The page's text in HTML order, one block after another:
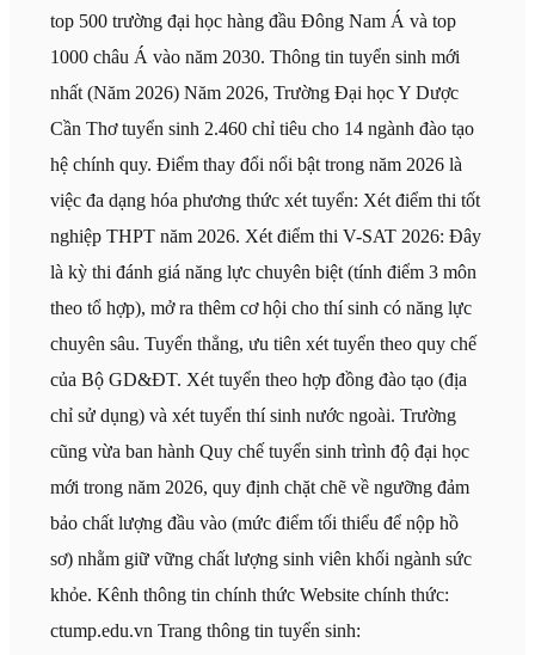
top 500 trường đại học hàng đầu Đông Nam Á và top
1000 châu Á vào năm 2030. Thông tin tuyển sinh mới
nhất (Năm 2026) Năm 2026, Trường Đại học Y Dược
Cần Thơ tuyển sinh 2.460 chỉ tiêu cho 14 ngành đào tạo
hệ chính quy. Điểm thay đổi nổi bật trong năm 2026 là
việc đa dạng hóa phương thức xét tuyển: Xét điểm thi tốt
nghiệp THPT năm 2026. Xét điểm thi V-SAT 2026: Đây
là kỳ thi đánh giá năng lực chuyên biệt (tính điểm 3 môn
theo tổ hợp), mở ra thêm cơ hội cho thí sinh có năng lực
chuyên sâu. Tuyển thẳng, ưu tiên xét tuyển theo quy chế
của Bộ GD&ĐT. Xét tuyển theo hợp đồng đào tạo (địa
chỉ sử dụng) và xét tuyển thí sinh nước ngoài. Trường
cũng vừa ban hành Quy chế tuyển sinh trình độ đại học
mới trong năm 2026, quy định chặt chẽ về ngưỡng đảm
bảo chất lượng đầu vào (mức điểm tối thiểu để nộp hồ
sơ) nhằm giữ vững chất lượng sinh viên khối ngành sức
khỏe. Kênh thông tin chính thức Website chính thức:
ctump.edu.vn Trang thông tin tuyển sinh: